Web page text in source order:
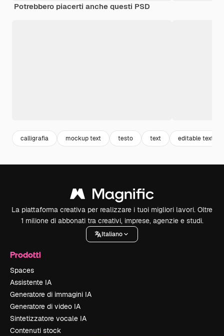
Potrebbero piacerti anche questi PSD
calligrafia mockup text testo text editable text
La piattaforma creativa per realizzare i tuoi migliori lavori. Oltre
1 milione di abbonati tra creativi, imprese, agenzie e studi.
Italiano
Prodotti
Spaces
Assistente IA
Generatore di immagini IA
Generatore di video IA
Sintetizzatore vocale IA
Contenuti stock